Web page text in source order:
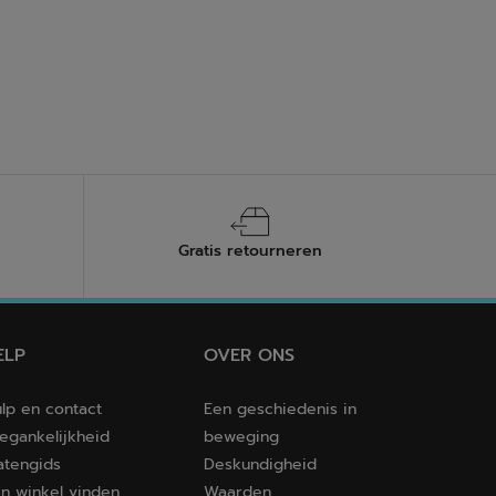
Gratis retourneren
en contact
OVER ONS
Een geschiedenis in
beweging
Deskundigheid